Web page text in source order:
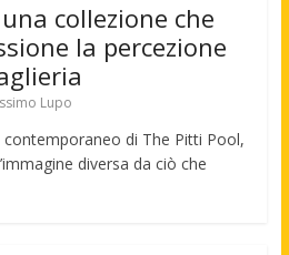
collezione che
la percezione
Lupo
di The Pitti Pool,
diversa da ciò che